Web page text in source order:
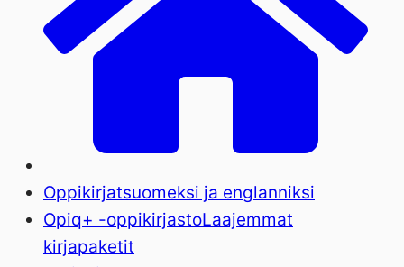
Oppikirjatsuomeksi ja englanniksi
Opiq+ -oppikirjastoLaajemmat
kirjapaketit